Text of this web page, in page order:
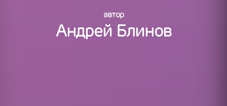
автор
Андрей Блинов